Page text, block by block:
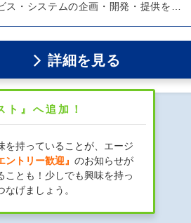
ス・システムの企画・開発・提供を…
詳細を見る
』へ追加！
を持っていることが、エージ
ントリー歓迎』 のお知らせが
ことも！少しでも興味を持っ
げましょう。